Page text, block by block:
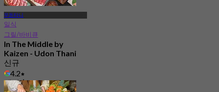
우돈타니
일식
그릴/바비큐
In The Middle by
Kaizen - Udon Thani
신규
4.2
에서฿ 994